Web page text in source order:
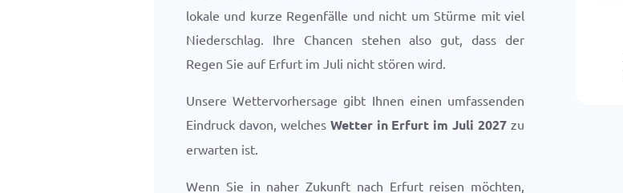
lokale und kurze Regenfälle und nicht um Stürme mit viel
Niederschlag. Ihre Chancen stehen also gut, dass der
Regen Sie auf Erfurt im Juli nicht stören wird.
Unsere Wettervorhersage gibt Ihnen einen umfassenden
Eindruck davon, welches Wetter in Erfurt im Juli 2027 zu
erwarten ist.
Wenn Sie in naher Zukunft nach Erfurt reisen möchten,